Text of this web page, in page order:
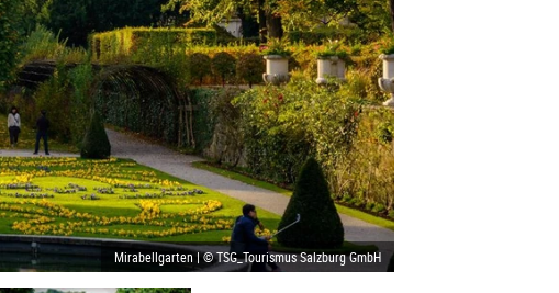
Mirabellgarten | © TSG_Tourismus Salzburg GmbH